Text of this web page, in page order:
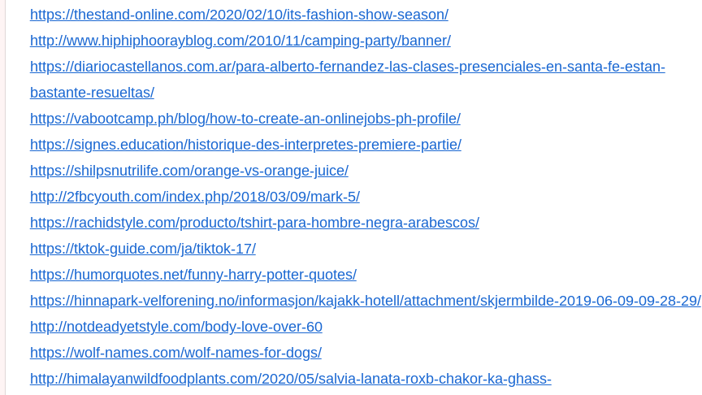
https://thestand-online.com/2020/02/10/its-fashion-show-season/
http://www.hiphiphoorayblog.com/2010/11/camping-party/banner/
https://diariocastellanos.com.ar/para-alberto-fernandez-las-clases-presenciales-en-santa-fe-estan-
bastante-resueltas/
https://vabootcamp.ph/blog/how-to-create-an-onlinejobs-ph-profile/
https://signes.education/historique-des-interpretes-premiere-partie/
https://shilpsnutrilife.com/orange-vs-orange-juice/
http://2fbcyouth.com/index.php/2018/03/09/mark-5/
https://rachidstyle.com/producto/tshirt-para-hombre-negra-arabescos/
https://tktok-guide.com/ja/tiktok-17/
https://humorquotes.net/funny-harry-potter-quotes/
https://hinnapark-velforening.no/informasjon/kajakk-hotell/attachment/skjermbilde-2019-06-09-09-28-29/
http://notdeadyetstyle.com/body-love-over-60
https://wolf-names.com/wolf-names-for-dogs/
http://himalayanwildfoodplants.com/2020/05/salvia-lanata-roxb-chakor-ka-ghass-